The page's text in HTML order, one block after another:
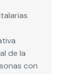
de la
con